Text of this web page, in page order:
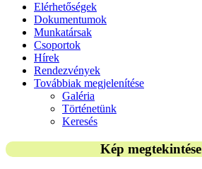
Elérhetőségek
Dokumentumok
Munkatársak
Csoportok
Hírek
Rendezvények
Továbbiak megjelenítése
Galéria
Történetünk
Keresés
Kép megtekintése